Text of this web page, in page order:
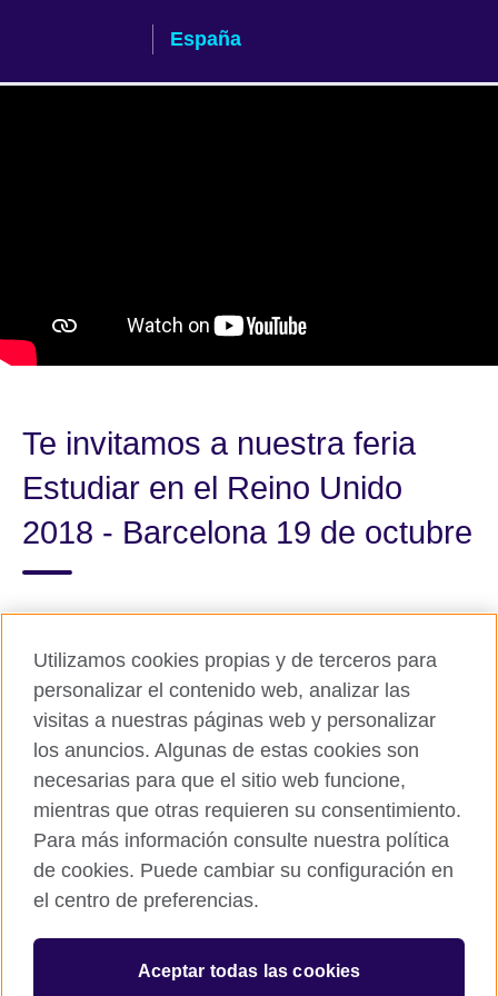
España
Te invitamos a nuestra feria
Estudiar en el Reino Unido
2018 - Barcelona 19 de octubre
Share this
© 2026 British Council
relations and educational opportunities. A registered charity in
the UK: 209131 (England and Wales) SC037733
Utilizamos cookies propias y de terceros para
personalizar el contenido web, analizar las
visitas a nuestras páginas web y personalizar
los anuncios. Algunas de estas cookies son
necesarias para que el sitio web funcione,
mientras que otras requieren su consentimiento.
Para más información consulte nuestra política
de cookies. Puede cambiar su configuración en
el centro de preferencias.
Aceptar todas las cookies